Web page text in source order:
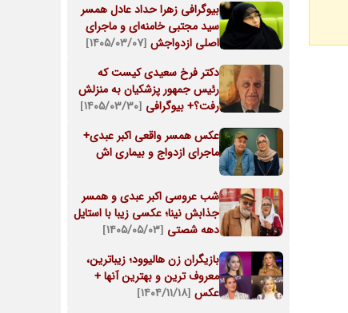
بیوگرافی زهرا حداد عادل همسر
سید مجتبی خامنه‌ای و ماجرای
اصلی ازدواجش [۱۴۰۵/۰۳/۰۷]
دکتر فرخ سعیدی کیست که
رئیس جمهور پزشکیان به منزلش
رفت؟+ بیوگرافی [۱۴۰۵/۰۳/۳۰]
عکس همسر واقعی اکبر عبدی+
ماجرای ازدواج و بیماری اش
شب عروسی اکبر عبدی و همسر
جذابش نینا؛ عکسی زیبا با استایل
دهه شصتی [۱۴۰۵/۰۵/۰۳]
بازیگران زن هالیوود؛ زیباترین،
معروف ترین و بهترین آنها +
عکس [۱۴۰۴/۱۱/۱۸]